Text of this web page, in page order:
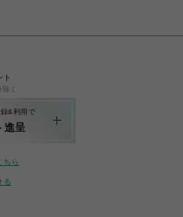
ト
く
&利用で
進呈
ちら
る